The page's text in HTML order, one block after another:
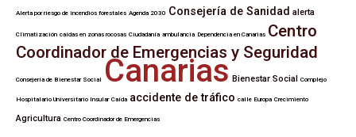
Alerta por riesgo de incendios forestales Agenda 2030 Consejería de Sanidad alerta
Climatización caídas en zonas rocosas Ciudadanía ambulancia Dependencia en Canarias Centro
Coordinador de Emergencias y Seguridad
Consejería de Bienestar Social Canarias Bienestar Social Complejo
Hospitalario Universitario Insular Caída accidente de tráfico calle Europa Crecimiento
Agricultura Centro Coordinador de Emergencias